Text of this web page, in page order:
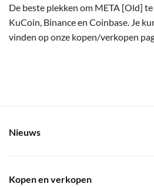
De beste plekken om META [Old]
KuCoin, Binance en Coinbase. Je
vinden op onze kopen/verkopen
Nieuws
Kopen en verkopen